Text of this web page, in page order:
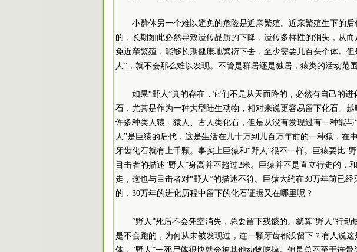
小群体另一个难以避免的危险是近亲繁殖。近亲繁殖生下的
的，长期如此必然导致遗传品质的下降，遗传多样性的消失，从
免近亲繁殖，能够长期健康地繁衍下去，至少需要几百头个体。
人”，就不会那么难以发现。不管是群居还是独居，猿类的活动范
如果“野人”真的存在，它们不是从天而降的，必然有自己的
石，尤其是作为一种大型陆生动物，相对来说更容易留下化石。
许多种类人猿、猿人、古人类化石，但是从没有发现过有一种能与
人”是巨猿的后代，这是生活在几十万到几百万年前的一种猿，在
牙齿化石就有上千颗。事实上巨猿和“野人”很不一样。巨猿要比“
目击者的描述“野人”身高并不超过2米。巨猿并不是直立行走的，
走，这也与目击者对“野人”的描述不符。巨猿大约在30万年前已
的，30万年的进化历程中留下的化石证据又在哪里呢？
“野人”死后不会凭空消失，总要留下残骸的。就算“野人”行
是不会跑的，为何从未被发现过，连一颗牙齿都没留下？有人说
体，“野人”一死尸体很快就会被其他动物吃掉。但是总不至于连